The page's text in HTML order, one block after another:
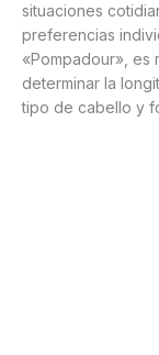
situaciones
preferencias
«Pompadour», es
determinar la
tipo de cabello y